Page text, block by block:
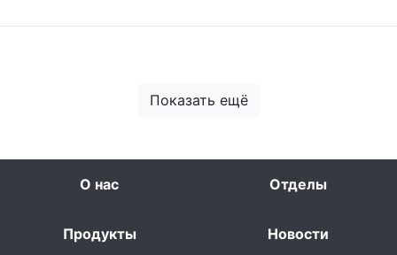
Показать ещё
О нас Отделы
Продукты Новости